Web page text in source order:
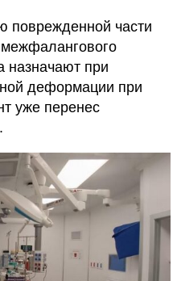
поврежденной части
назначают при
деформации при
уже перенес